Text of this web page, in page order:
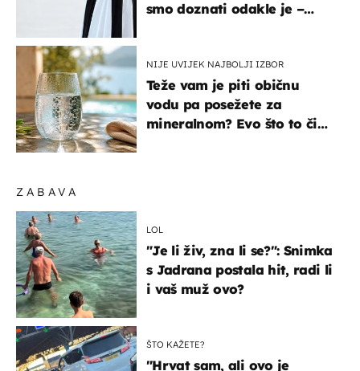
ZABAVA
LOL
"Je li živ, zna li se?": Snimka
s Jadrana postala hit, radi li
i vaš muž ovo?
ŠTO KAŽETE?
"Hrvat sam, ali ovo je
smo doznati odakle je –
NIJE UVIJEK NAJBOLJI IZBOR
Teže vam je piti običnu
vodu pa posežete za
mineralnom? Evo što to čini